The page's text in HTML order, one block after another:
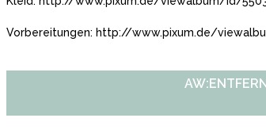
Vorbereitungen: http://www.pixum.de/